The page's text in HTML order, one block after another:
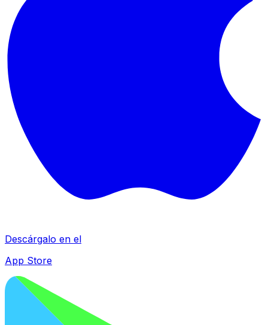
Descárgalo en el
App Store